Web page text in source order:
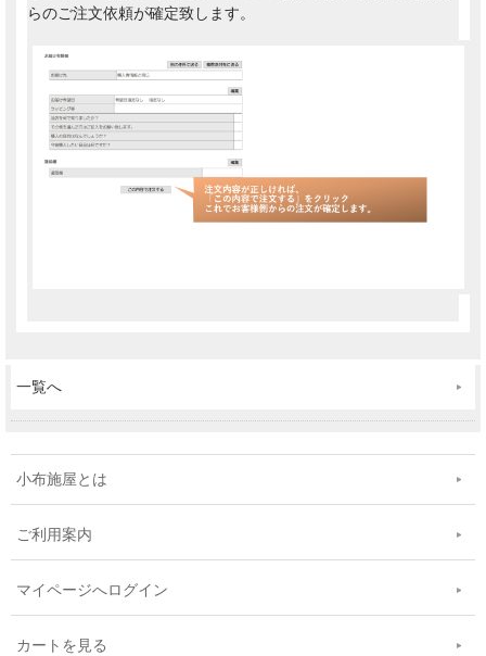
らのご注文依頼が確定致します。
一覧へ
小布施屋とは
ご利用案内
マイページへログイン
カートを見る